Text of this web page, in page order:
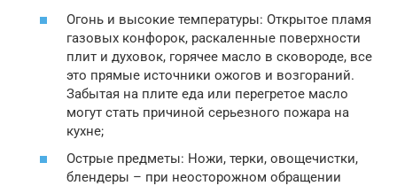
Огонь и высокие температуры: Открытое пламя
газовых конфорок, раскаленные поверхности
плит и духовок, горячее масло в сковороде, все
это прямые источники ожогов и возгораний.
Забытая на плите еда или перегретое масло
могут стать причиной серьезного пожара на
кухне;
Острые предметы: Ножи, терки, овощечистки,
блендеры – при неосторожном обращении